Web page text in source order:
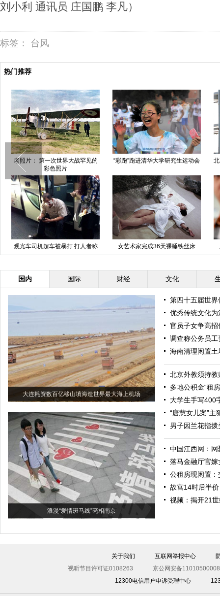
刘小利 通讯员 庄国鹏 李凡）
标签： 台风
热门推荐
“彩跑”跑进清华大学研究生运动会
北京天安门广场LED大屏幕开始拆
女艺术家完成36天裸睡铁丝床 上海正式启用电子港澳通行证 解放
国内 国际 财经 文化
大连耗资数百亿移山填海造世界最大海上机场
浪漫“爱情斑马线”亮相南京
第四十五届世界
优秀传统文化
官员子女争高
调查称公务员
海南清理闲置
北京外教须持
多地公积金“租
大学生手写400
“唐慧女儿案”主
男子因兰花指
中国江西网：
落马金融厅官
公租房现闲置
故宫14时后半
视频：揭开21
关于我们 互联网举报中心
视听节目许可证0108263
京公网安备
12300电信用户申诉受理中心